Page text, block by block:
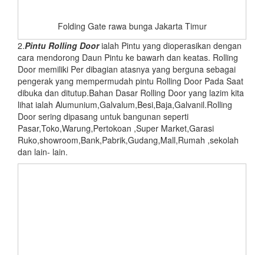
Folding Gate rawa bunga Jakarta Timur
2.Pintu Rolling Doorialah Pintu yang dioperasikan dengan
cara mendorong Daun Pintu ke bawarh dan keatas. Rolling
Door memiliki Per dibagian atasnya yang berguna sebagai
pengerak yang mempermudah pintu Rolling Door Pada Saat
dibuka dan ditutup.Bahan Dasar Rolling Door yang lazim kita
lihat ialah Alumunium,Galvalum,Besi,Baja,Galvanil.Rolling
Door sering dipasang untuk bangunan seperti
Pasar,Toko,Warung,Pertokoan ,Super Market,Garasi
Ruko,showroom,Bank,Pabrik,Gudang,Mall,Rumah ,sekolah
dan lain- lain.